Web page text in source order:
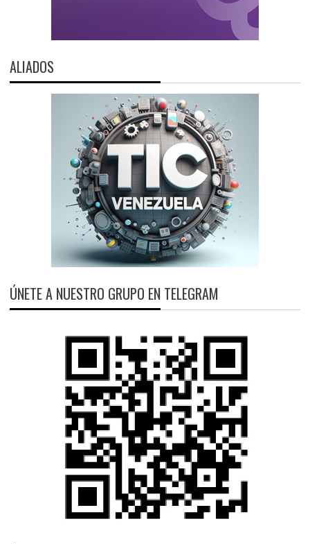
ALIADOS
ÚNETE A NUESTRO GRUPO EN TELEGRAM